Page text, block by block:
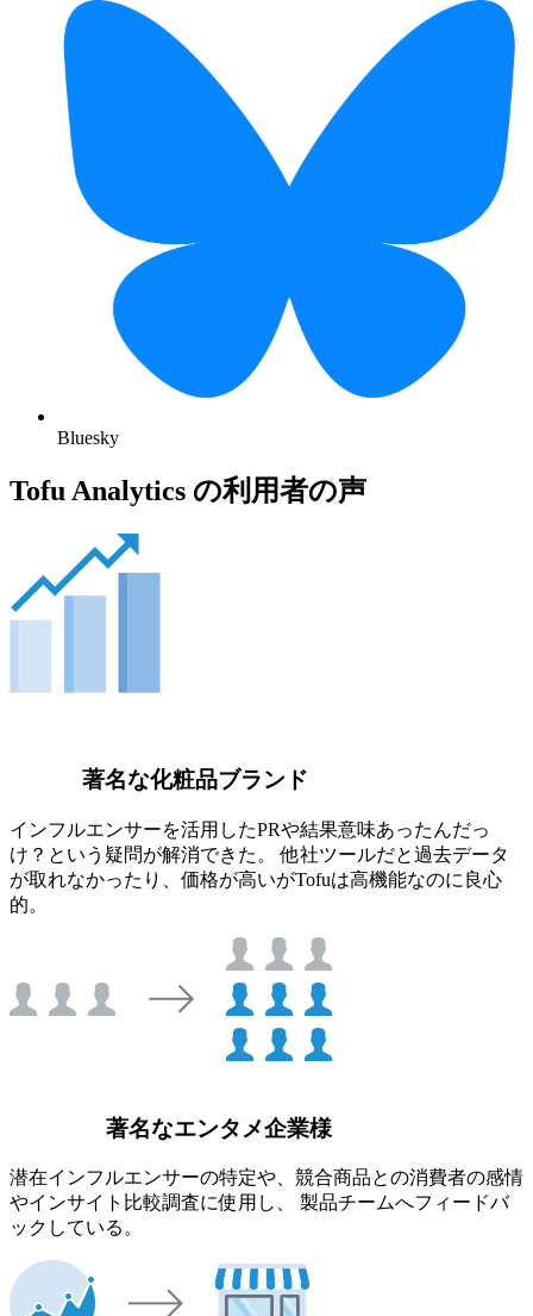
Bluesky
Tofu Analytics の利用者の声
著名な化粧品ブランド
インフルエンサーを活用したPRや結果意味あったんだっ
け？という疑問が解消できた。 他社ツールだと過去データ
が取れなかったり、価格が高いがTofuは高機能なのに良心
的。
著名なエンタメ企業様
潜在インフルエンサーの特定や、競合商品との消費者の感情
やインサイト比較調査に使用し、 製品チームへフィードバ
ックしている。